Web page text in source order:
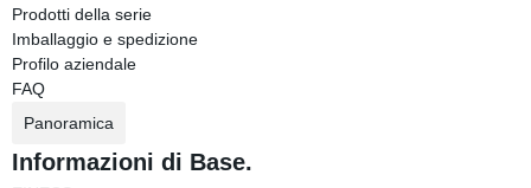
Prodotti della serie
Imballaggio e spedizione
Profilo aziendale
FAQ
Panoramica
Informazioni di Base.